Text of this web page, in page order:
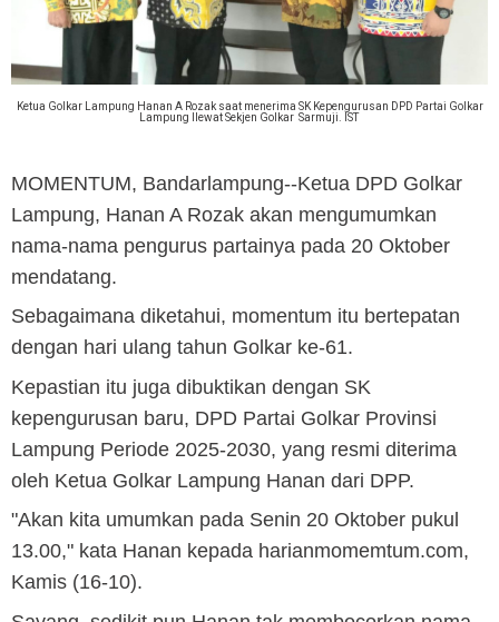
Ketua Golkar Lampung Hanan A Rozak saat menerima SK Kepengurusan DPD Partai Golkar
Lampung llewat Sekjen Golkar Sarmuji. IST
MOMENTUM, Bandarlampung--Ketua DPD Golkar
Lampung, Hanan A Rozak akan mengumumkan
nama-nama pengurus partainya pada 20 Oktober
mendatang.
Sebagaimana diketahui, momentum itu bertepatan
dengan hari ulang tahun Golkar ke-61.
Kepastian itu juga dibuktikan dengan SK
kepengurusan baru, DPD Partai Golkar Provinsi
Lampung Periode 2025-2030, yang resmi diterima
oleh Ketua Golkar Lampung Hanan dari DPP.
"Akan kita umumkan pada Senin 20 Oktober pukul
13.00," kata Hanan kepada harianmomemtum.com,
Kamis (16-10).